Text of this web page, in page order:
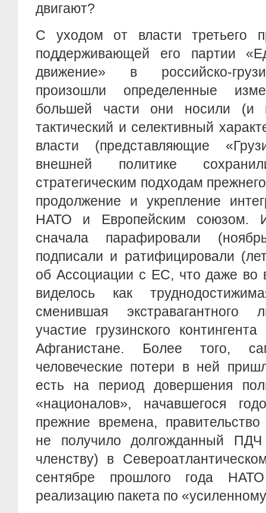
двигают?
С уходом от власти третьего
поддерживающей его партии
движение» в российско-
произошли определенные
большей части они носили (и
тактический и селективный
власти (представляющие
внешней политике
стратегическим подходам
продолжение и укрепление
НАТО и Европейским союзом.
сначала парафировали
подписали и ратифицировали
об Ассоциации с ЕС, что даже во
виделось как
сменившая экстравагантного
участие грузинского
Афганистане. Более того,
человеческие потери в ней
есть на период довершения
«националов», начавшегося
прежние времена,
не получило долгожданный
членству) в
сентябре прошлого года
реализацию пакета по